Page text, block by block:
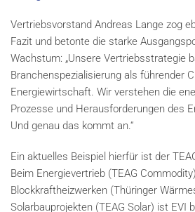
Vertriebsvorstand Andreas Lange zog
Fazit und betonte die starke
Wachstum: „Unsere Vertriebsstrategie
Branchenspezialisierung als führender
Energiewirtschaft. Wir verstehen die
Prozesse und Herausforderungen des
Und genau das kommt an.“
Ein aktuelles Beispiel hierfür ist der
Beim Energievertrieb (TEAG
Blockkraftheizwerken (Thüringer
Solarbauprojekten (TEAG Solar) ist EVI